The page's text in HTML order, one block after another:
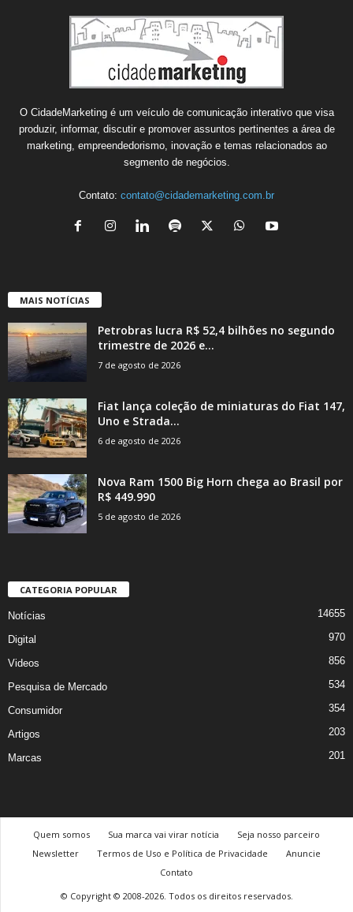
O CidadeMarketing é um veículo de comunicação interativo que visa
produzir, informar, discutir e promover assuntos pertinentes a área de
marketing, empreendedorismo, inovação e temas relacionados ao
segmento de negócios.
Contato: contato@cidademarketing.com.br
MAIS NOTÍCIAS
Petrobras lucra R$ 52,4 bilhões no segundo
trimestre de 2026 e...
7 de agosto de 2026
Fiat lança coleção de miniaturas do Fiat 147,
Uno e Strada...
6 de agosto de 2026
Nova Ram 1500 Big Horn chega ao Brasil por
R$ 449.990
5 de agosto de 2026
CATEGORIA POPULAR
Notícias 14655
Digital 970
Videos 856
Pesquisa de Mercado 534
Consumidor 354
Artigos 203
Marcas 201
Quem somos Sua marca vai virar notícia
Seja nosso parceiro
Newsletter
Termos de Uso e Política de Privacidade
Anuncie
Contato
© Copyright © 2008-2026. Todos os direitos reservados.